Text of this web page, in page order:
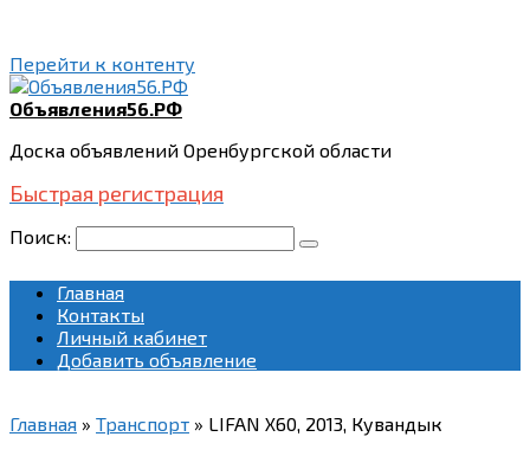
Перейти к контенту
Объявления56.РФ
Доска объявлений Оренбургской области
Быстрая регистрация
Поиск:
Главная
Контакты
Личный кабинет
Добавить объявление
Главная » Транспорт » LIFAN X60, 2013, Кувандык